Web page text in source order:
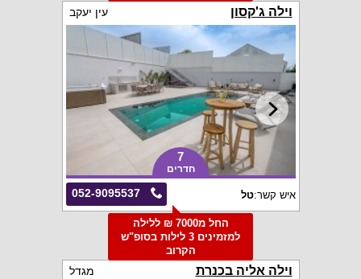
וילה ג'קסון עין יעקב
7
חדרים
052-9095537 איש קשר:טל
החל מ7000 ₪ ללילה
למזמינים 3 לילות בסופ"ש
הקרוב
וילה אליה בכנרת מגדל